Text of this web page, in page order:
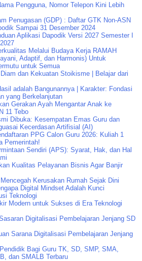
Pengguna, Nomor Telepon Kini Lebih
Penugasan (GDP) : Daftar GTK Non-ASN
Sampai 31 Desember 2024
Aplikasi Dapodik Versi 2027 Semester I
Melalui Budaya Kerja RAMAH
Adaptif, dan Harmonis) Untuk
untuk Semua
dan Kekuatan Stoikisme | Belajar dari
adalah Bangunannya | Karakter: Fondasi
yang Berkelanjutan
Gerakan Ayah Mengantar Anak ke
11 Tebo
Dibuka: Kesempatan Emas Guru dan
Kecerdasan Artifisial (AI)
PPG Calon Guru 2026: Kuliah 1
Pemerintah!
Sendiri (APS): Syarat, Hak, dan Hal
Kualitas Pelayanan Bisnis Agar Banjir
Kerusakan Rumah Sejak Dini
Digital Mindset Adalah Kunci
Teknologi
Modern untuk Sukses di Era Teknologi
Digitalisasi Pembelajaran Jenjang SD
Sarana Digitalisasi Pembelajaran Jenjang
Bagi Guru TK, SD, SMP, SMA,
dan SMALB Terbaru